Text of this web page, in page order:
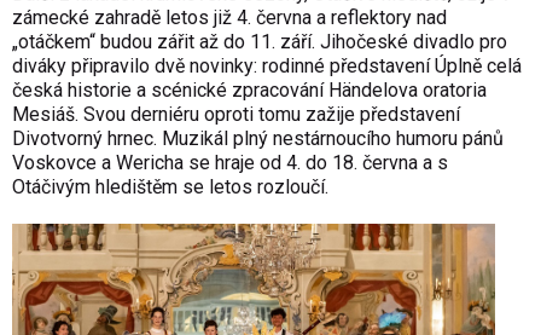
zámecké zahradě letos již 4. června a reflektory nad
„otáčkem“ budou zářit až do 11. září. Jihočeské divadlo pro
diváky připravilo dvě novinky: rodinné představení Úplně celá
česká historie a scénické zpracování Händelova oratoria
Mesiáš. Svou derniéru oproti tomu zažije představení
Divotvorný hrnec. Muzikál plný nestárnoucího humoru pánů
Voskovce a Wericha se hraje od 4. do 18. června a s
Otáčivým hledištěm se letos rozloučí.